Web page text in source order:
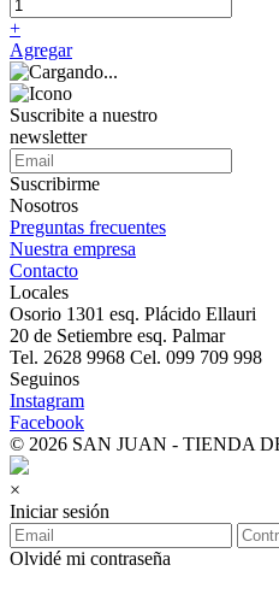
+
Agregar
Suscribite a nuestro
newsletter
Suscribirme
Nosotros
Preguntas frecuentes
Nuestra empresa
Contacto
Locales
Osorio 1301 esq. Plácido Ellauri
20 de Setiembre esq. Palmar
Tel. 2628 9968 Cel. 099 709 998
Seguinos
Instagram
Facebook
© 2026 SAN JUAN - TIENDA
×
Iniciar sesión
Olvidé mi contraseña